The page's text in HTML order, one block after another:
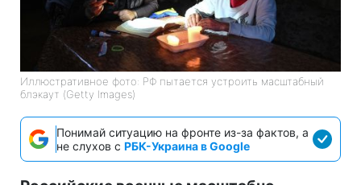
Иллюстративное фото: РФ пытается устроить масштабный
блэкаут (Getty Images)
Понимай ситуацию на фронте из-за фактов, а
не слухов с РБК-Украина в Google